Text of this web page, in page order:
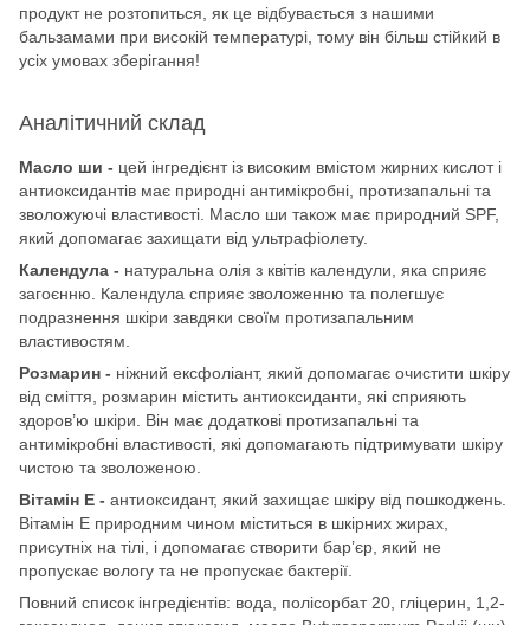
продукт не розтопиться, як це відбувається з нашими
бальзамами при високій температурі, тому він більш стійкий в
усіх умовах зберігання!
Аналітичний склад
Масло ши - цей інгредієнт із високим вмістом жирних кислот і
антиоксидантів має природні антимікробні, протизапальні та
зволожуючі властивості. Масло ши також має природний SPF,
який допомагає захищати від ультрафіолету.
Календула - натуральна олія з квітів календули, яка сприяє
загоєнню. Календула сприяє зволоженню та полегшує
подразнення шкіри завдяки своїм протизапальним
властивостям.
Розмарин - ніжний ексфоліант, який допомагає очистити шкіру
від сміття, розмарин містить антиоксиданти, які сприяють
здоров’ю шкіри. Він має додаткові протизапальні та
антимікробні властивості, які допомагають підтримувати шкіру
чистою та зволоженою.
Вітамін Е - антиоксидант, який захищає шкіру від пошкоджень.
Вітамін Е природним чином міститься в шкірних жирах,
присутніх на тілі, і допомагає створити бар’єр, який не
пропускає вологу та не пропускає бактерії.
Повний список інгредієнтів: вода, полісорбат 20, гліцерин, 1,2-